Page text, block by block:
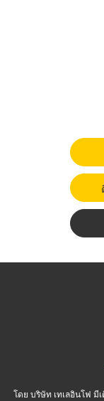
โดย บริษัท เทเลอินโฟ มี